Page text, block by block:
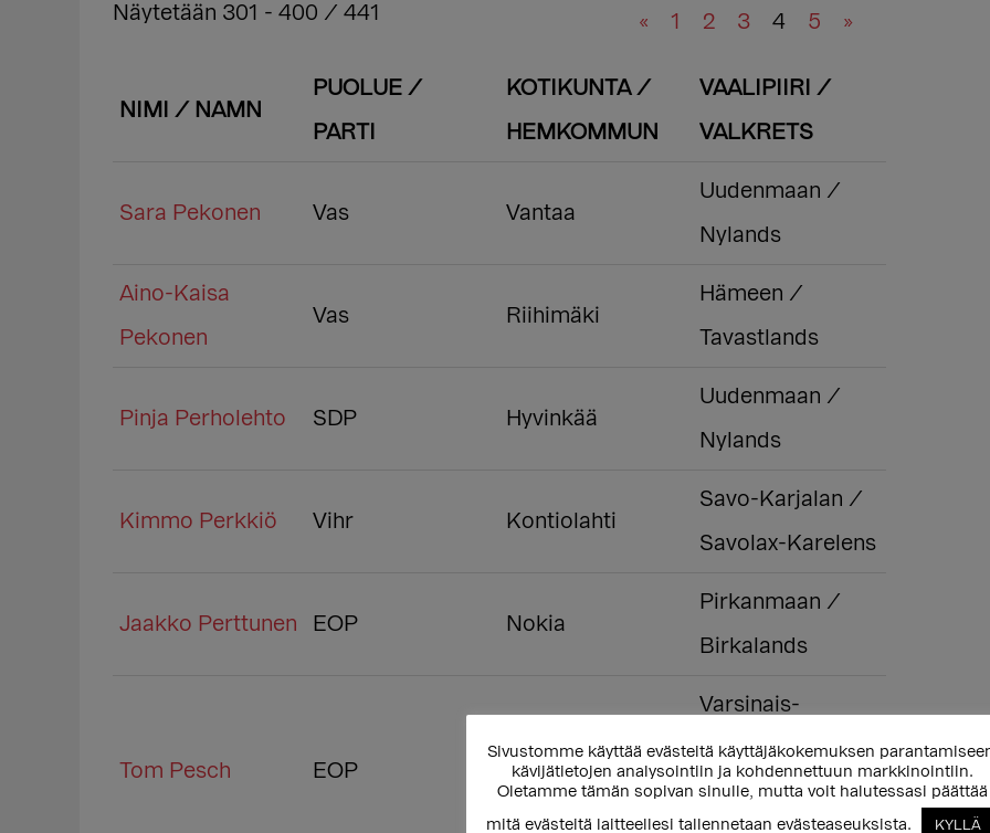
Näytetään 301 - 400 / 441 « 1 2 3 4 5 »
NIMI / NAMN
PUOLUE /
PARTI
KOTIKUNTA /
HEMKOMMUN
VAALIPIIRI /
VALKRETS
Sara Pekonen Vas Vantaa
Uudenmaan /
Nylands
Aino-Kaisa
Pekonen
Vas Riihimäki
Hämeen /
Tavastlands
Pinja Perholehto SDP Hyvinkää
Uudenmaan /
Nylands
Kimmo Perkkiö Vihr Kontiolahti
Savo-Karjalan /
Savolax-Karelens
Jaakko Perttunen EOP Nokia
Pirkanmaan /
Birkalands
Tom Pesch EOP Parainen
Varsinais-
Suomen /
Egentliga
Sivustomme käyttää evästeitä käyttäjäkokemuksen
kävijätietojen analysointiin ja kohdennettuun markkinointiin.
Oletamme tämän sopivan sinulle, mutta voit halutessasi päättää
mitä evästeitä laitteellesi tallennetaan evästeaseuksista.
KYLLÄ